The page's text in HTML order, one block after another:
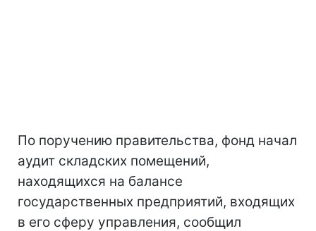
По поручению правительства, фонд начал
аудит складских помещений,
находящихся на балансе
государственных предприятий, входящих
в его сферу управления, сообщил